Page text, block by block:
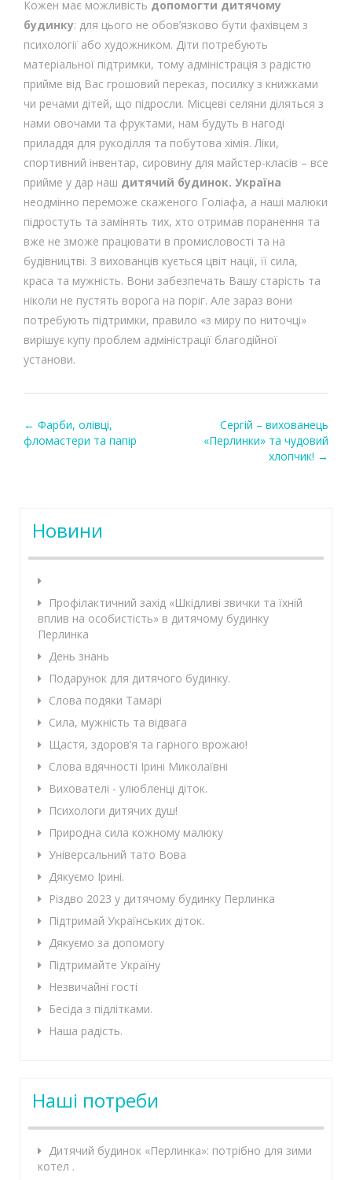
Кожен має можливість допомогти дитячому
будинку: для цього не обов’язково бути фахівцем з
психології або художником. Діти потребують
матеріальної підтримки, тому адміністрація з радістю
прийме від Вас грошовий переказ, посилку з книжками
чи речами дітей, що підросли. Місцеві селяни діляться з
нами овочами та фруктами, нам будуть в нагоді
приладдя для рукоділля та побутова хімія. Ліки,
спортивний інвентар, сировину для майстер-класів – все
прийме у дар наш дитячий будинок. Україна
неодмінно переможе скаженого Голіафа, а наші малюки
підростуть та замінять тих, хто отримав поранення та
вже не зможе працювати в промисловості та на
будівництві. З вихованців кується цвіт нації, її сила,
краса та мужність. Вони забезпечать Вашу старість та
ніколи не пустять ворога на поріг. Але зараз вони
потребують підтримки, правило «з миру по ниточці»
вирішує купу проблем адміністрації благодійної
установи.
Post navigation
← Фарби, олівці,
фломастери та папір
Сергій – вихованець
«Перлинки» та чудовий
хлопчик! →
Новини
Профілактичний захід «Шкідливі звички та їхній
вплив на особистість» в дитячому будинку
Перлинка
День знань
Подарунок для дитячого будинку.
Слова подяки Тамарі
Сила, мужність та відвага
Щастя, здоров’я та гарного врожаю!
Слова вдячності Ірині Миколаївні
Вихователі - улюбленці діток.
Психологи дитячих душ!
Природна сила кожному малюку
Універсальний тато Вова
Дякуємо Ірині.
Різдво 2023 у дитячому будинку Перлинка
Підтримай Українських діток.
Дякуємо за допомогу
Підтримайте Україну
Незвичайні гості
Бесіда з підлітками.
Наша радість.
Наші потреби
Дитячий будинок «Перлинка»: потрібно для зими
котел .